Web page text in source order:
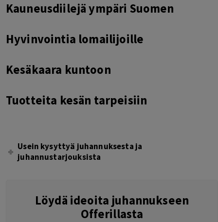
Kauneusdiilejä ympäri Suomen
Hyvinvointia lomailijoille
Kesäkaara kuntoon
Tuotteita kesän tarpeisiin
Usein kysyttyä juhannuksesta ja
juhannustarjouksista
Löydä ideoita juhannukseen
Offerillasta